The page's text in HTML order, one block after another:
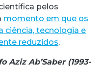
pelos
momento em que os
ciência, tecnologia e
reduzidos.
Aziz Ab’Saber (1993-